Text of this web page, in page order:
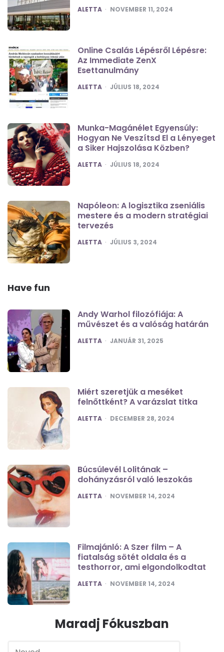
POSTED
ALETTA NOVEMBER 11, 2024
Online Csalás Lépésről Lépésre:
Az Immediate ZenX
Esettanulmány
POSTED
ALETTA JÚLIUS 18, 2024
Munka-Magánélet Egyensúly:
Hogyan Ne Veszítsd El a Lényeget
a Siker Hajszolása Közben?
POSTED
ALETTA JÚLIUS 18, 2024
Napóleon: A logisztika zseniális
mestere és a modern stratégiai
tervezés
POSTED
ALETTA JÚLIUS 3, 2024
Have fun
Andy Warhol filozófiája: A
művészet és a valóság határán
POSTED
ALETTA JANUÁR 31, 2025
Miért szeretjük a meséket
felnőttként? A varázslat titka
POSTED
ALETTA DECEMBER 28, 2024
Búcsúlevél Lolitának –
dohányzásról való leszokás
POSTED
ALETTA NOVEMBER 14, 2024
Filmajánló: A Szer film – A
fiatalság sötét oldala és a
testhorror, ami elgondolkodtat
POSTED
ALETTA NOVEMBER 14, 2024
Maradj Fókuszban